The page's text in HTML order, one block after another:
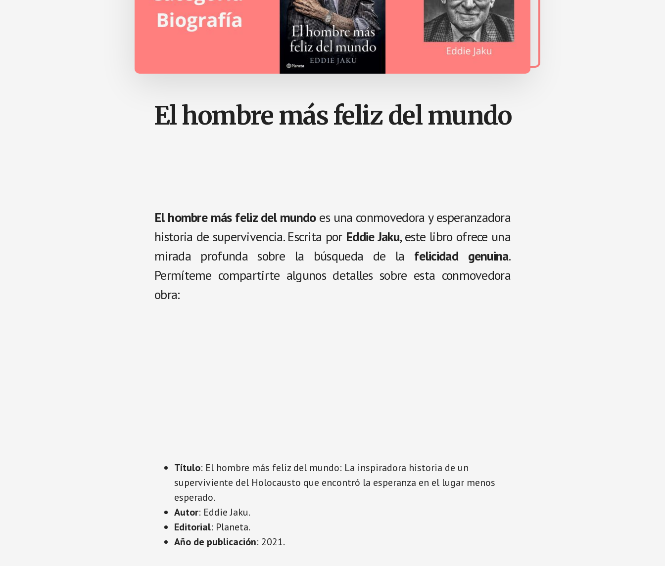
El hombre más feliz del mundo
El hombre más feliz del mundoes una conmovedora y esperanzadora
historia de supervivencia. Escrita por Eddie Jaku, este libro ofrece una
mirada profunda sobre la búsqueda de la felicidad genuina.
Permíteme compartirte algunos detalles sobre esta conmovedora
obra:
Título: El hombre más feliz del mundo: La inspiradora historia de un
superviviente del Holocausto que encontró la esperanza en el lugar menos
esperado.
Autor: Eddie Jaku.
Editorial: Planeta.
Año de publicación: 2021.